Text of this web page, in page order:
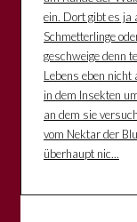
ein. Dort gibt es ja
Schmetterlinge
geschweige denn
Lebens eben nicht
in dem Insekten
an dem sie
vom Nektar der
überhaupt nic...